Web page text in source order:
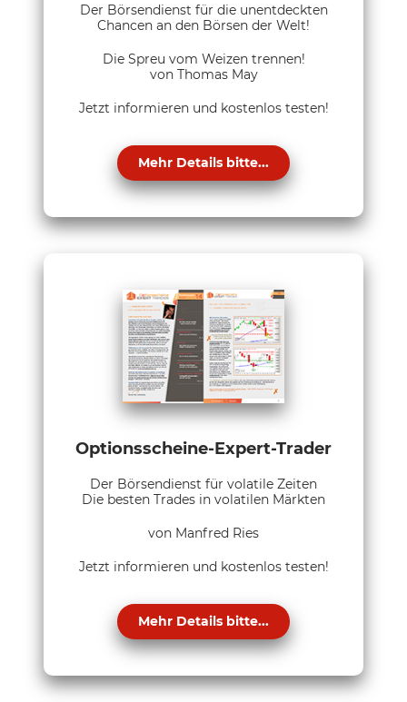
Der Börsendienst für die unentdeckten
Chancen an den Börsen der Welt!
Die Spreu vom Weizen trennen!
von Thomas May
Jetzt informieren und kostenlos testen!
Mehr Details bitte...
Optionsscheine-Expert-Trader
Der Börsendienst für volatile Zeiten
Die besten Trades in volatilen Märkten
von Manfred Ries
Jetzt informieren und kostenlos testen!
Mehr Details bitte...